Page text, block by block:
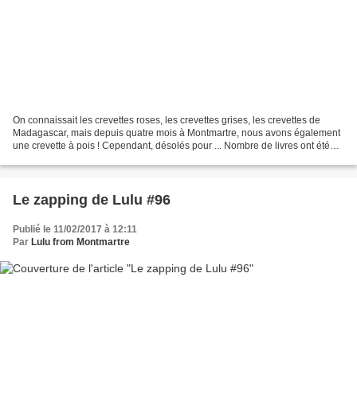
On connaissait les crevettes roses, les crevettes grises, les crevettes de
Madagascar, mais depuis quatre mois à Montmartre, nous avons également
une crevette à pois ! Cependant, désolés pour ... Nombre de livres ont été
Le zapping de Lulu #96
Publié le 11/02/2017 à 12:11
Par Lulu from Montmartre